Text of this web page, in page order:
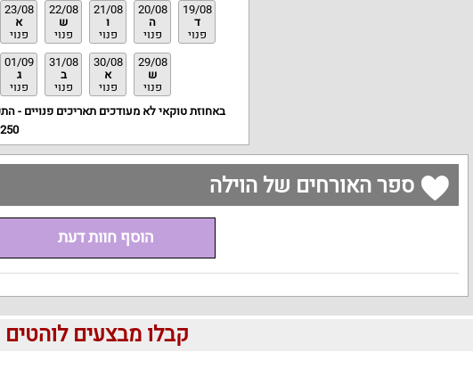
19/08
ד
פנוי
20/08
ה
פנוי
21/08
ו
פנוי
22/08
ש
פנוי
23/08
א
פנוי
29/08
ש
פנוי
30/08
א
פנוי
31/08
ב
פנוי
01/09
ג
פנוי
באחוזת טוקאי לא מעודכים תאריכים פנויים -
ספר האורחים של הוילה
הוסף חוות דעת
קבלו מבצעים לוהטים ומוזלים עד 70% הנחה